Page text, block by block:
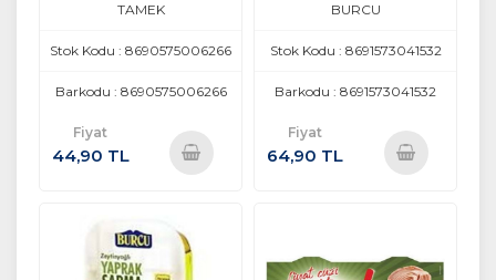
TAMEK
Stok Kodu : 8690575006266
Barkodu : 8690575006266
Fiyat
44,90 TL
BURCU
Stok Kodu : 8691573041532
Barkodu : 8691573041532
Fiyat
64,90 TL